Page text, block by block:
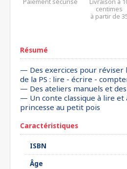
centimes
à partir de
Résumé
— Des exercices pour réviser
de la PS : lire - écrire -
— Des ateliers manuels et
— Un conte classique à lire et
princesse au petit pois
Caractéristiques
ISBN
Âge